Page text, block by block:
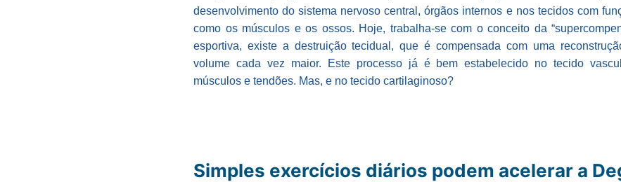
desenvolvimento do sistema nervoso central, órgãos internos e nos tecidos com
como os músculos e os ossos. Hoje, trabalha-se com o conceito da
esportiva, existe a destruição tecidual, que é compensada com uma
volume cada vez maior. Este processo já é bem estabelecido no tecido
músculos e tendões. Mas, e no tecido cartilaginoso?
Simples exercícios diários podem acelerar a